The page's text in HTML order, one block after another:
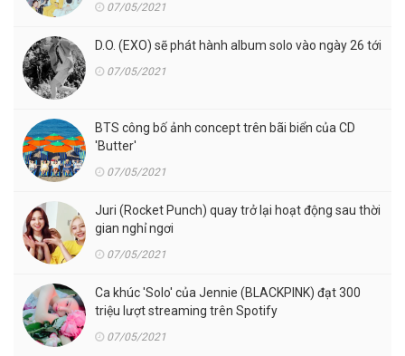
07/05/2021
D.O. (EXO) sẽ phát hành album solo vào ngày 26 tới
07/05/2021
BTS công bố ảnh concept trên bãi biển của CD
'Butter'
07/05/2021
Juri (Rocket Punch) quay trở lại hoạt động sau thời
gian nghỉ ngơi
07/05/2021
Ca khúc 'Solo' của Jennie (BLACKPINK) đạt 300
triệu lượt streaming trên Spotify
07/05/2021